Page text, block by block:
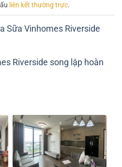
liên kết thường trực.
Sữa Vinhomes Riverside
Riverside song lập hoàn